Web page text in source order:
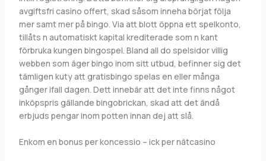
avgiftsfri casino offert, skad såsom inneha börjat följa
mer samt mer på bingo. Via att blott öppna ett spelkonto,
tillåts n automatiskt kapital krediterade som n kant
förbruka kungen bingospel. Bland all do spelsidor villig
webben som äger bingo inom sitt utbud, befinner sig det
tämligen kuty att gratisbingo spelas en eller många
gånger ifall dagen. Dett innebär att det inte finns något
inköpspris gällande bingobrickan, skad att det ändå
erbjuds pengar inom potten innan dej att slå.
Enkom en bonus per koncessio – ick per nätcasino